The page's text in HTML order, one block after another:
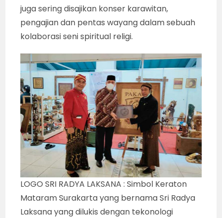
juga sering disajikan konser karawitan,
pengajian dan pentas wayang dalam sebuah
kolaborasi seni spiritual religi.
LOGO SRI RADYA LAKSANA : Simbol Keraton
Mataram Surakarta yang bernama Sri Radya
Laksana yang dilukis dengan tekonologi